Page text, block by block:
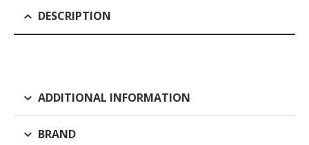
DESCRIPTION
ADDITIONAL INFORMATION
BRAND